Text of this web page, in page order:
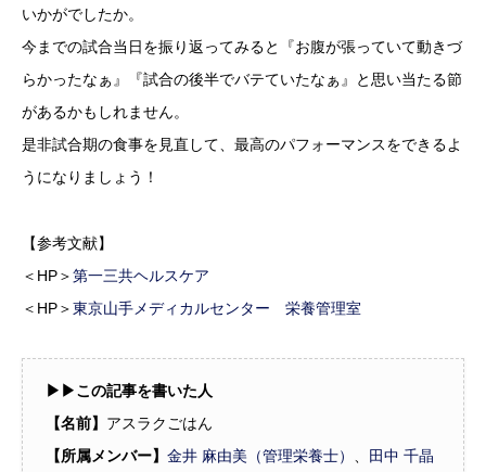
いかがでしたか。
今までの試合当日を振り返ってみると『お腹が張っていて動きづ
らかったなぁ』『試合の後半でバテていたなぁ』と思い当たる節
があるかもしれません。
是非試合期の食事を見直して、最高のパフォーマンスをできるよ
うになりましょう！
【参考文献】
＜HP＞第一三共ヘルスケア
＜HP＞東京山手メディカルセンター 栄養管理室
▶︎▶︎この記事を書いた人
【名前】 アスラクごはん
【所属メンバー】 金井 麻由美（管理栄養士）
田中 千晶